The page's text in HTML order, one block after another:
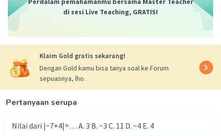
di sesi Live Teaching, GRATIS!
Klaim Gold gratis sekarang!
Dengan Gold kamu bisa tanya soal ke Forum
sepuasnya, lho.
Pertanyaan serupa
Nilai dari |−7+4|=… A. 3 B. −3 C. 11 D. −4 E. 4